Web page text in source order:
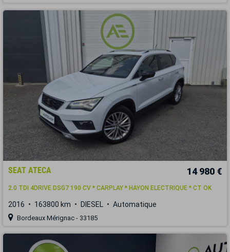
SEAT ATECA 14 980 €
2.0 TDI 4DRIVE DSG7 190 CV * CARPLAY * HAYON ELECTRIQUE * CT OK
2016 163800 km DIESEL Automatique
Bordeaux Mérignac - 33185